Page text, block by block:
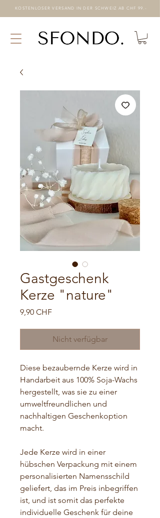
KOSTENLOSER VERSAND IN DER SCHWEIZ AB CHF 99.-
Gastgeschenk
Kerze "nature"
9,90 CHFPreis
Nicht verfügbar
Diese bezaubernde Kerze wird in
Handarbeit aus 100% Soja-Wachs
hergestellt, was sie zu einer
umweltfreundlichen und
nachhaltigen Geschenkoption
macht.
Jede Kerze wird in einer
hübschen Verpackung mit einem
personalisierten Namensschild
geliefert, das im Preis inbegriffen
ist, und ist somit das perfekte
individuelle Geschenk für deine